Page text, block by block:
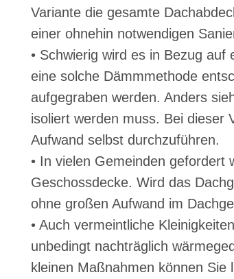
Variante die gesamte
einer ohnehin notwendigen
• Schwierig wird es in Bezug
eine solche Dämmmethode
aufgegraben werden. Anders
isoliert werden muss. Bei dieser
Aufwand selbst durchzuführen.
• In vielen Gemeinden gefordert
Geschossdecke. Wird das
ohne großen Aufwand im
• Auch vermeintliche
unbedingt nachträglich
kleinen Maßnahmen können